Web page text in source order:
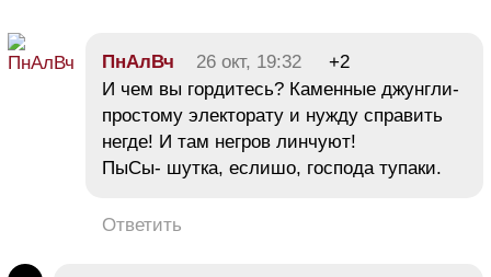
ПнАлВч 26 окт, 19:32
+2
И чем вы гордитесь? Каменные джунгли-
простому электорату и нужду справить
негде! И там негров линчуют!
ПыСы- шутка, еслишо, господа тупаки.
Ответить